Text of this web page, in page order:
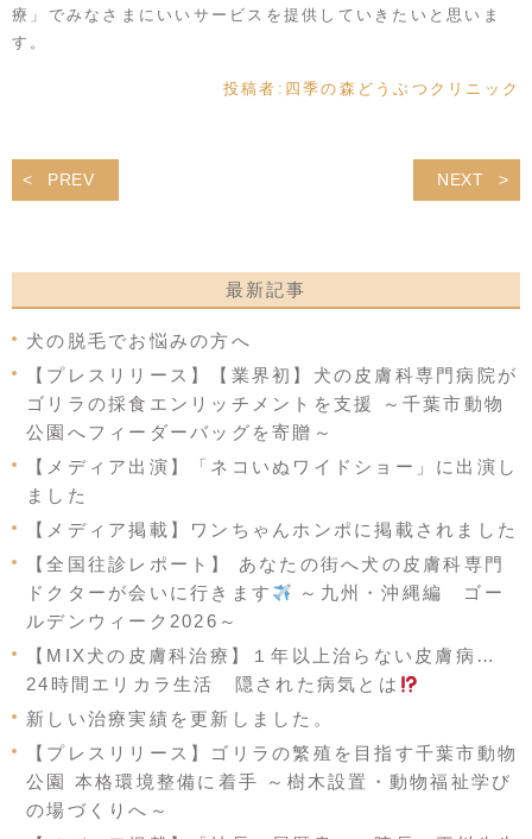
療」でみなさまにいいサービスを提供していきたいと思いま
す。
投稿者: 四季の森どうぶつクリニック
PREV NEXT
最新記事
犬の脱毛でお悩みの方へ
【プレスリリース】【業界初】犬の皮膚科専門病院が
ゴリラの採食エンリッチメントを支援 ～千葉市動物
公園へフィーダーバッグを寄贈～
【メディア出演】「ネコいぬワイドショー」に出演し
ました
【メディア掲載】ワンちゃんホンポに掲載されました
【全国往診レポート】 あなたの街へ犬の皮膚科専門
ドクターが会いに行きます
～九州・沖縄編 ゴー
ルデンウィーク2026～
【MIX犬の皮膚科治療】１年以上治らない皮膚病…
24時間エリカラ生活 隠された病気とは
新しい治療実績を更新しました。
【プレスリリース】ゴリラの繁殖を目指す千葉市動物
公園 本格環境整備に着手 ～樹木設置・動物福祉学び
の場づくりへ～